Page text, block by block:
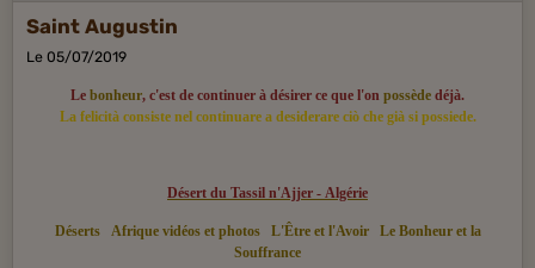
Saint Augustin
Le 05/07/2019
Le bonheur, c'est de continuer à désirer ce que l'on possède déjà.
La felicità consiste nel continuare a desiderare ciò che già si possiede.
Désert du Tassil n'Ajjer - Algérie
Déserts Afrique vidéos et photos L'Être et l'Avoir
Le Bonheur et la
Souffrance